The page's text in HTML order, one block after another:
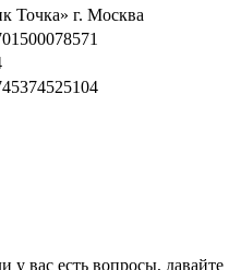
Точка» г. Москва
у вас есть вопросы, давайте